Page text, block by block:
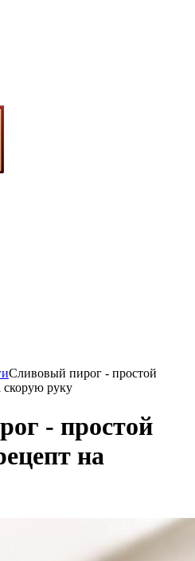
Сливовый пирог - простой
скорую руку
- простой
на